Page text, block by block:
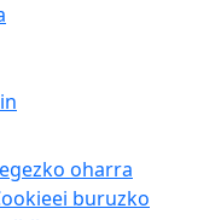
oharra
buruzko